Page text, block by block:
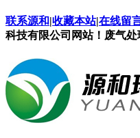
联系源和|收藏本站|在线留
科技有限公司网站！废气